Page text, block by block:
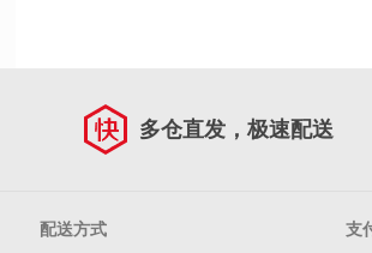
多仓直发，极速配送
配送方式 支